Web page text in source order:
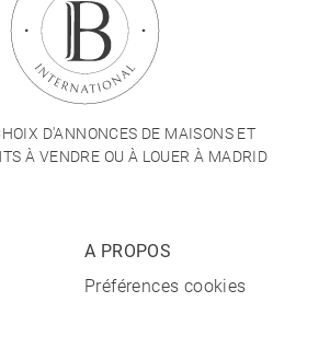
D'ANNONCES DE MAISONS ET
À VENDRE OU À LOUER À MADRID
A PROPOS
Préférences cookies